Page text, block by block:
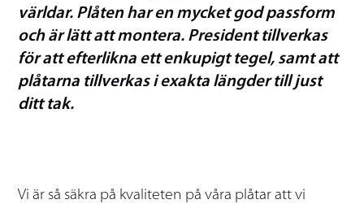
världar. Plåten har en mycket god passform
och är lätt att montera. President tillverkas
för att efterlikna ett enkupigt tegel, samt att
plåtarna tillverkas i exakta längder till just
ditt tak.
Vi är så säkra på kvaliteten på våra plåtar att vi